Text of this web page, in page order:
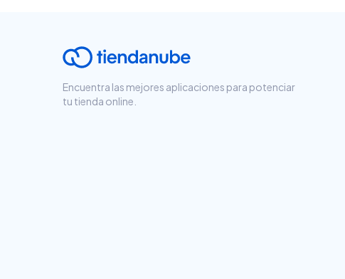
Encuentra las mejores aplicaciones para potenciar
tu tienda online.